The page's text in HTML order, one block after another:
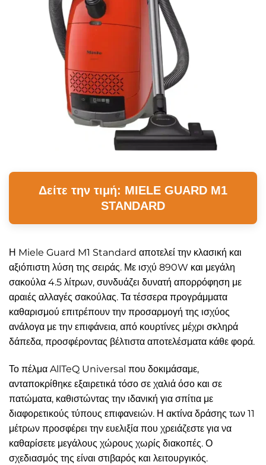
Δείτε την τιμή: MIELE GUARD M1
STANDARD
Η Miele Guard M1 Standard αποτελεί την κλασική και
αξιόπιστη λύση της σειράς. Με ισχύ 890W και μεγάλη
σακούλα 4.5 λίτρων, συνδυάζει δυνατή απορρόφηση με
αραιές αλλαγές σακούλας. Τα τέσσερα προγράμματα
καθαρισμού επιτρέπουν την προσαρμογή της ισχύος
ανάλογα με την επιφάνεια, από κουρτίνες μέχρι σκληρά
δάπεδα, προσφέροντας βέλτιστα αποτελέσματα κάθε φορά.
Το πέλμα AllTeQ Universal που δοκιμάσαμε,
ανταποκρίθηκε εξαιρετικά τόσο σε χαλιά όσο και σε
πατώματα, καθιστώντας την ιδανική για σπίτια με
διαφορετικούς τύπους επιφανειών. Η ακτίνα δράσης των 11
μέτρων προσφέρει την ευελιξία που χρειάζεστε για να
καθαρίσετε μεγάλους χώρους χωρίς διακοπές. Ο
σχεδιασμός της είναι στιβαρός και λειτουργικός.